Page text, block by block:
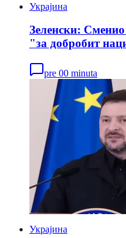
Украјина
Зеленски:
"за добробит
pre 00 minuta
Украјина